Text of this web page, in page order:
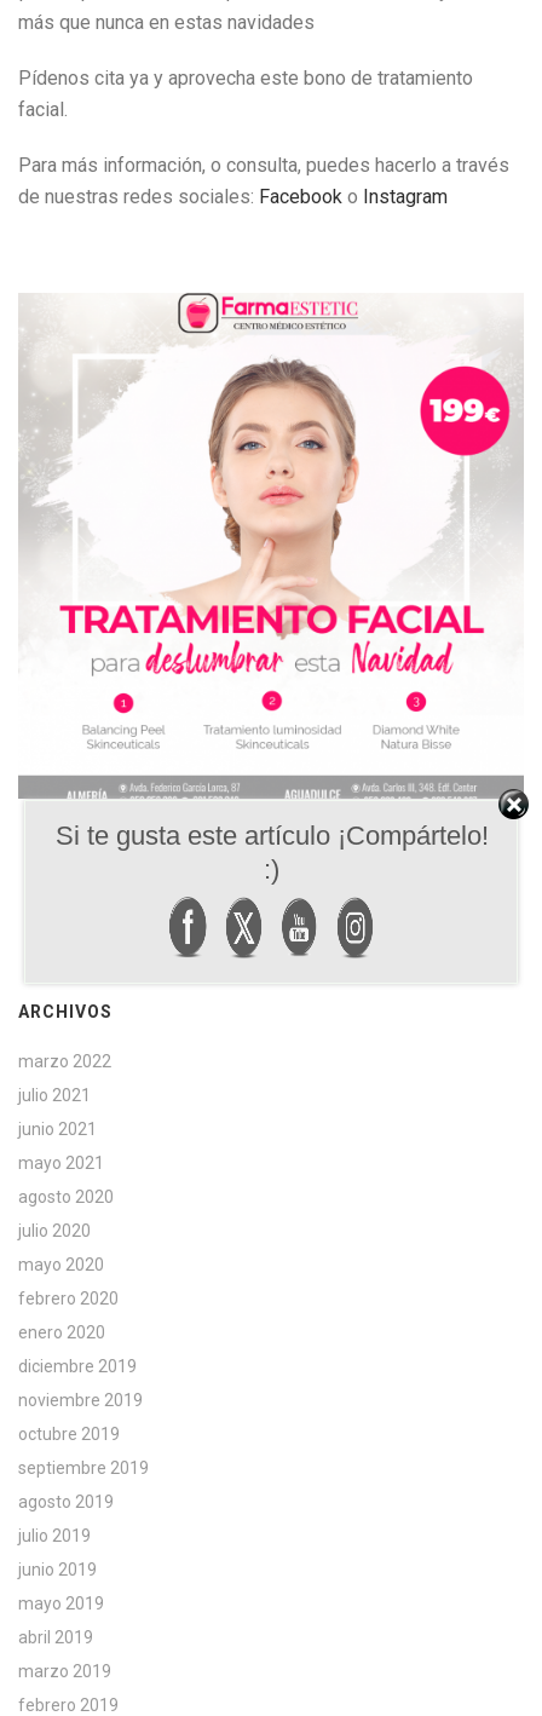
más que nunca en estas navidades
Pídenos cita ya y aprovecha este bono de tratamiento
facial.
Para más información, o consulta, puedes hacerlo a través
de nuestras redes sociales: Facebook o Instagram
ARCHIVOS
marzo 2022
julio 2021
junio 2021
mayo 2021
agosto 2020
julio 2020
mayo 2020
febrero 2020
enero 2020
diciembre 2019
noviembre 2019
octubre 2019
septiembre 2019
agosto 2019
julio 2019
junio 2019
mayo 2019
abril 2019
marzo 2019
febrero 2019
Si te gusta este artículo ¡Compártelo!
:)